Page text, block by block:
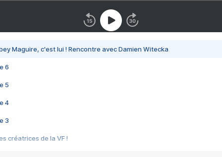
Maguire, c'est lui ! Rencontre avec Damien Witecka
6
5
4
3
créatrices de la VF !